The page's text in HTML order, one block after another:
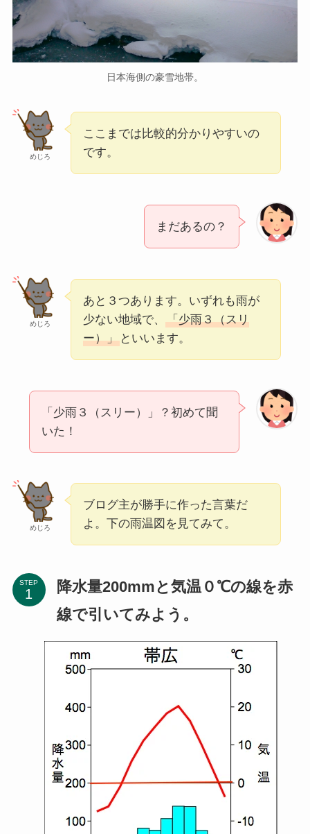
日本海側の豪雪地帯。
めじろ
ここまでは比較的分かりやすいの
です。
まだあるの？
めじろ
あと３つあります。いずれも雨が
少ない地域で、
「少雨３（スリ
ー）」といいます。
「少雨３（スリー）」？初めて聞
いた！
めじろ
ブログ主が勝手に作った言葉だ
よ。下の雨温図を見てみて。
STEP
降水量200mmと気温０℃の線を赤
線で引いてみよう。